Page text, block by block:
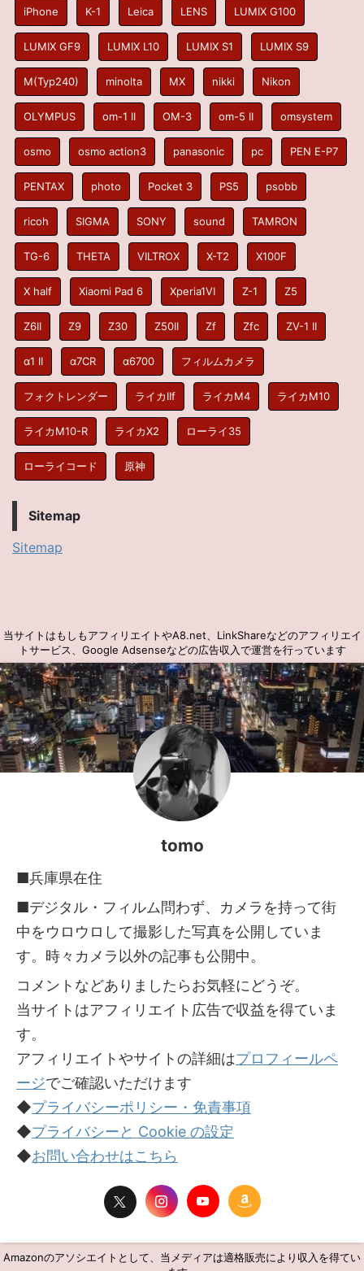
iPhone K-1 Leica LENS LUMIX G100
LUMIX GF9 LUMIX L10 LUMIX S1 LUMIX S9
M(Typ240) minolta MX nikki Nikon
OLYMPUS om-1 II OM-3 om-5 II omsystem
osmo osmo action3 panasonic pc PEN E-P7
PENTAX photo Pocket 3 PS5 psobb
ricoh SIGMA SONY sound TAMRON
TG-6 THETA VILTROX X-T2 X100F
X half Xiaomi Pad 6 Xperia1VI Z-1 Z5
Z6II Z9 Z30 Z50II Zf Zfc ZV-1 II
α1 II α7CR α6700 フィルムカメラ
フォクトレンダー ライカIIf ライカM4 ライカM10
ライカM10-R ライカX2 ローライ35
ローライコード 原神
Sitemap
Sitemap
当サイトはもしもアフィリエイトやA8.net、LinkShareなどのアフィリエイ
トサービス、Google Adsenseなどの広告収入で運営を行っています
tomo
■兵庫県在住
■デジタル・フィルム問わず、カメラを持って街
中をウロウロして撮影した写真を公開していま
す。時々カメラ以外の記事も公開中。
コメントなどありましたらお気軽にどうぞ。
当サイトはアフィリエイト広告で収益を得ていま
す。
アフィリエイトやサイトの詳細はプロフィールペ
ージでご確認いただけます
◆プライバシーポリシー・免責事項
◆プライバシーと Cookie の設定
◆お問い合わせはこちら
Amazonのアソシエイトとして、当メディアは適格販売により収入を得てい